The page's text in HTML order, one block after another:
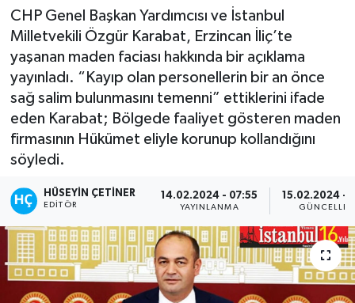
CHP Genel Başkan Yardımcısı ve İstanbul
Milletvekili Özgür Karabat, Erzincan İliç’te
yaşanan maden faciası hakkında bir açıklama
yayınladı. “Kayıp olan personellerin bir an önce
sağ salim bulunmasını temenni” ettiklerini ifade
eden Karabat; Bölgede faaliyet gösteren maden
firmasının Hükümet eliyle korunup kollandığını
söyledi.
HÜSEYIN ÇETINER
EDITÖR
14.02.2024 - 07:55
YAYINLANMA
15.02.2024 -